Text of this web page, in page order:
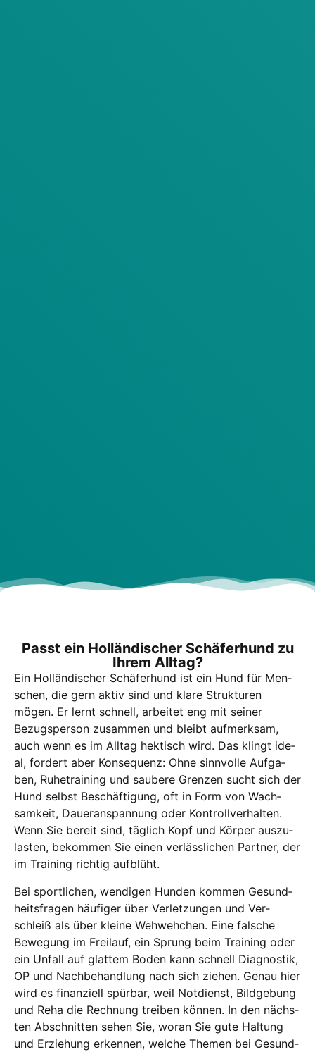
Passt ein Hol­län­di­scher Schä­fer­hund zu
Ihrem All­tag?
Ein Hol­län­di­scher Schä­fer­hund ist ein Hund für Men­
schen, die gern aktiv sind und kla­re Struk­tu­ren
mögen. Er lernt schnell, arbei­tet eng mit sei­ner
Bezugs­per­son zusam­men und bleibt auf­merk­sam,
auch wenn es im All­tag hek­tisch wird. Das klingt ide­
al, for­dert aber Kon­se­quenz: Ohne sinn­vol­le Auf­ga­
ben, Ruhe­trai­ning und sau­be­re Gren­zen sucht sich der
Hund selbst Beschäf­ti­gung, oft in Form von Wach­
sam­keit, Dau­er­an­span­nung oder Kon­troll­ver­hal­ten.
Wenn Sie bereit sind, täg­lich Kopf und Kör­per aus­zu­
las­ten, bekom­men Sie einen ver­läss­li­chen Part­ner, der
im Trai­ning rich­tig auf­blüht.
Bei sport­li­chen, wen­di­gen Hun­den kom­men Gesund­
heits­fra­gen häu­fi­ger über Ver­let­zun­gen und Ver­
schleiß als über klei­ne Weh­weh­chen. Eine fal­sche
Bewe­gung im Frei­lauf, ein Sprung beim Trai­ning oder
ein Unfall auf glat­tem Boden kann schnell Dia­gnos­tik,
OP und Nach­be­hand­lung nach sich zie­hen. Genau hier
wird es finan­zi­ell spür­bar, weil Not­dienst, Bild­ge­bung
und Reha die Rech­nung trei­ben kön­nen. In den nächs­
ten Abschnit­ten sehen Sie, wor­an Sie gute Hal­tung
und Erzie­hung erken­nen, wel­che The­men bei Gesund­